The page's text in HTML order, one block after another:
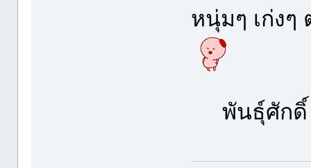
หนุ่มๆ เก่ง
พันธุ์ศักดิ์